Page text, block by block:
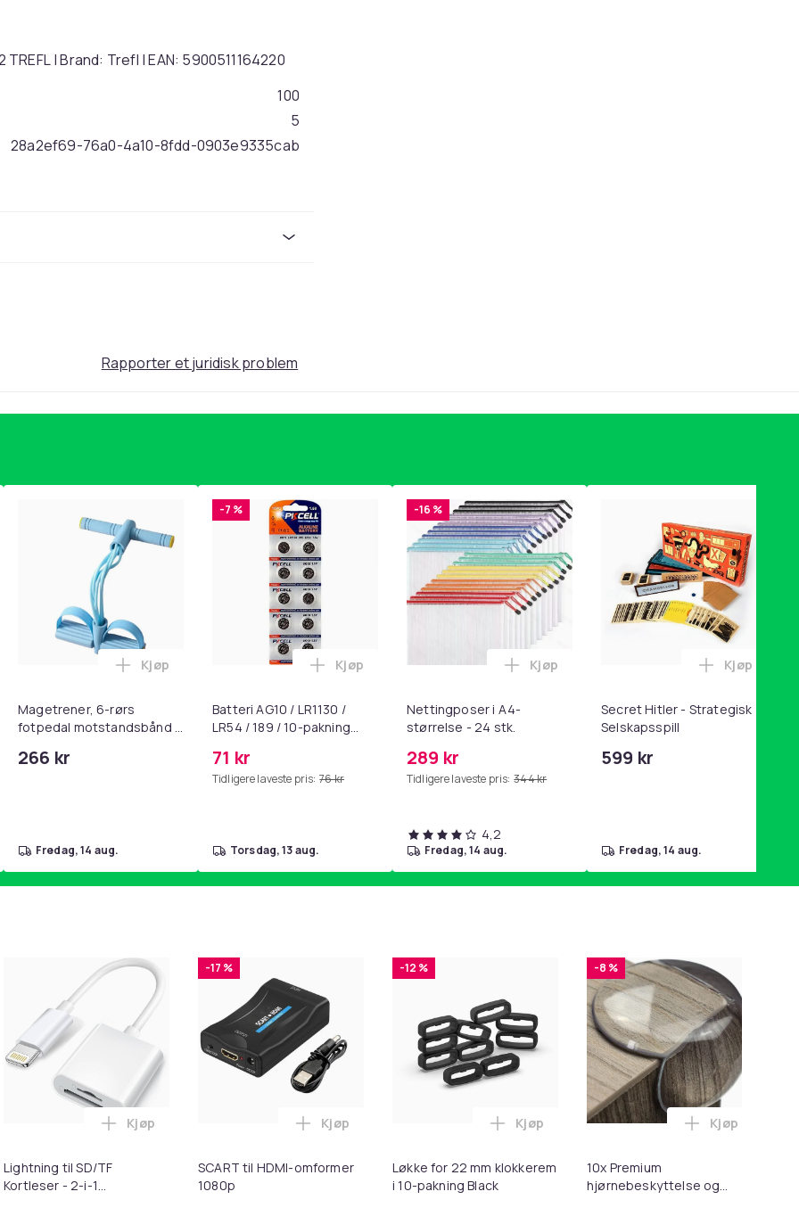
| Brand: Trefl | EAN: 5900511164220
100
5
28a2ef69-76a0-4a10-8fdd-0903e9335cab
Rapporter et juridisk problem
QC 2 AE 2, AE 2i, AE 2w, SoundTrue, SoundLink Black i handlekurven
trakte 0,7 l, rosa i handlekurven
Magetrener, 6-rørs
fotpedal motstandsbånd -
yoga og
266 kr
Legg Magetrener, 6-rørs fotpedal motstandsbånd - mage- og kjernetrening, yoga og
Kjøp
fredag, 14 aug.
-7 %
Batteri AG10 / LR1130 /
LR54 / 189 / 10-pakning
71 kr
Tidligere laveste pris: 76 kr
Legg Batteri AG10 / LR1130 / LR54 / 189 / 10-pakning PKcell i
Kjøp
torsdag, 13 aug.
-16 %
Nettingposer i A4-
størrelse - 24 stk.
289 kr
Tidligere laveste pris: 344 kr
Legg Nettingposer i A4-størrelse - 24
Kjøp
4,2
fredag, 14 aug.
Secret Hitler - Strategisk
Selskapsspill
599 kr
Legg
Kjøp
fredag, 14 aug.
i handlekurven
kompatible med Bose QuietComfort - QC35/QC25/QC15/AE2 - Grå i handlekurven
Lightning til SD/TF
Kortleser - 2-i-1
Legg Lightning til SD/TF Kortleser - 2-i-1 Minnekortadapter til iPhone/iPad i handlekurven
Kjøp
-17 %
SCART til HDMI-omformer
1080p
Legg SCART til HDMI-omformer 1080p i handlekurven
Kjøp
-12 %
Løkke for 22 mm klokkerem
i 10-pakning Black
Legg Løkke for 22 mm klokkerem i 10-
Kjøp
-8 %
10x Premium
hjørnebeskyttelse og
Legg 10x
Kjøp